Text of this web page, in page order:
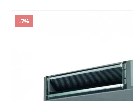
-7%